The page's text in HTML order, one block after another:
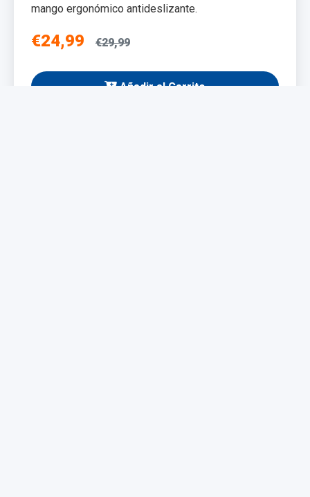
mango ergonómico antideslizante.
€24,99 €29,99
Añadir al Carrito